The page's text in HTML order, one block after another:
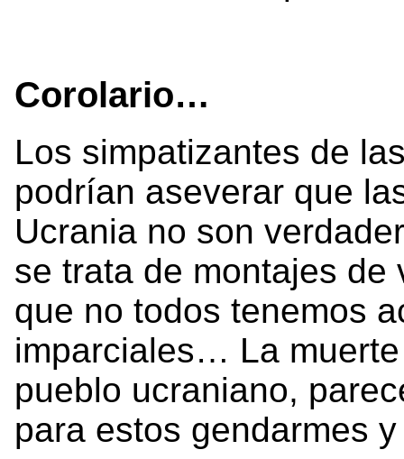
Corolario…
Los simpatizantes de
podrían aseverar que
Ucrania no son
se trata de montajes
que no todos tenemos
imparciales… La
pueblo ucraniano,
para estos gendarmes